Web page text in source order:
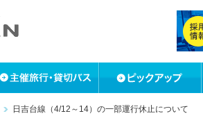
日吉台線（4/12～14）の一部運行休止について